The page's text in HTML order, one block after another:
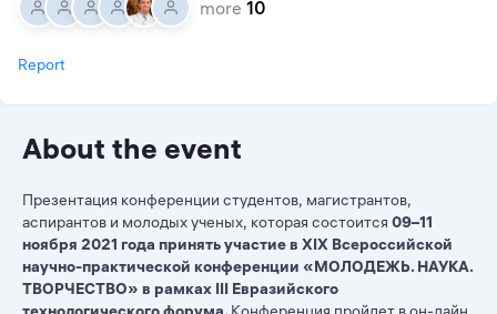
more 10
Report
About the event
Презентация конференции студентов, магистрантов,
аспирантов и молодых ученых, которая состоится 09–11
ноября 2021 года принять участие в XIX Всероссийской
научно-практической конференции «МОЛОДЕЖЬ. НАУКА.
ТВОРЧЕСТВО» в рамках III Евразийского